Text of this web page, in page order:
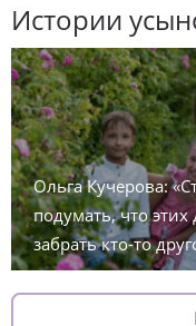
Истории
Ольга Кучерова:
подумать, что этих
забрать кто-то